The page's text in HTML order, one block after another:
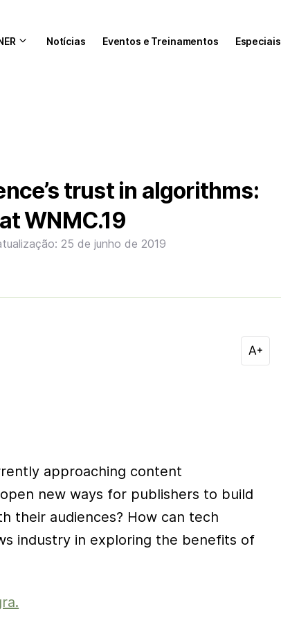
Notícias Eventos e Treinamentos Especiais
trust in algorithms:
WNMC.19
25 de junho de 2019
approaching content
new ways for publishers to build
their audiences? How can tech
industry in exploring the benefits of